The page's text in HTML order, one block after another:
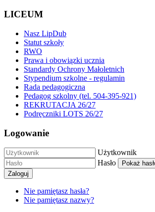
LICEUM
Nasz LipDub
Statut szkoły
RWO
Prawa i obowiązki ucznia
Standardy Ochrony Małoletnich
Stypendium szkolne - regulamin
Rada pedagogiczna
Pedagog szkolny (tel. 504-395-921)
REKRUTACJA 26/27
Podręczniki LOTS 26/27
Logowanie
Użytkownik
Hasło
Pokaż
Zaloguj
Nie pamiętasz hasła?
Nie pamiętasz nazwy?